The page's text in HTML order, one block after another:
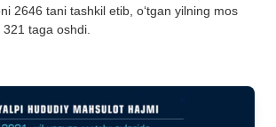
ni 2646 tani tashkil etib, o‘tgan yilning mos
321 taga oshdi.